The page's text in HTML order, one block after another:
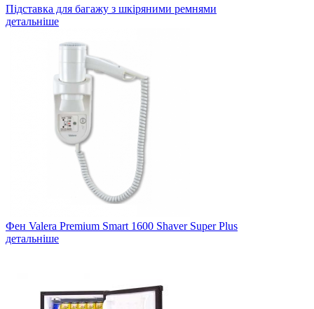
Підставка для багажу з шкіряними ремнями
детальніше
Фен Valera Premium Smart 1600 Shaver Super Plus
детальніше